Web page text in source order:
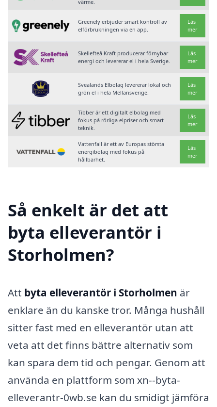
värme.
Greenely erbjuder smart kontroll av
elförbrukningen via en app.
Läs
mer
Skellefteå Kraft producerar förnybar
energi och levererar el i hela Sverige.
Läs
mer
Svealands Elbolag levererar lokal och
grön el i hela Mellansverige.
Läs
mer
Tibber är ett digitalt elbolag med
fokus på rörliga elpriser och smart
teknik.
Läs
mer
Vattenfall är ett av Europas största
energibolag med fokus på
hållbarhet.
Läs
mer
Så enkelt är det att
byta elleverantör i
Storholmen?
Att byta elleverantör i Storholmen är
enklare än du kanske tror. Många hushåll
sitter fast med en elleverantör utan att
veta att det finns bättre alternativ som
kan spara dem tid och pengar. Genom att
använda en plattform som xn--byta-
elleverantr-0wb.se kan du smidigt jämföra